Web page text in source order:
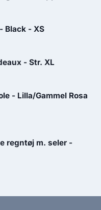
Black - XS
- Str. XL
- Lilla/Gammel Rosa
regntøj m. seler -